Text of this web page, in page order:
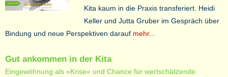
Kita kaum in die Praxis transferiert. Heidi
Keller und Jutta Gruber im Gespräch über
Bindung und neue Perspektiven darauf mehr...
Gut ankommen in der Kita
Eingewöhnung als »Krise« und Chance für wertschätzende